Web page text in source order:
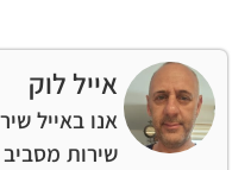
אייל לוק
אנו באייל
שירות